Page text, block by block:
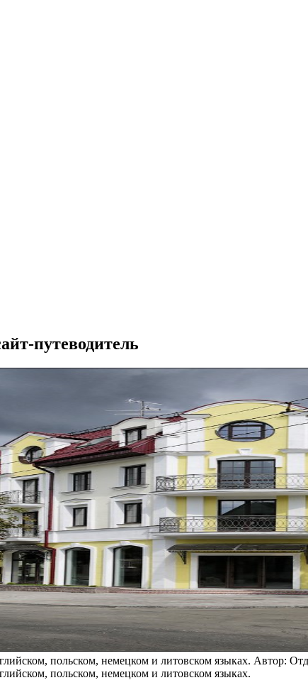
путеводитель
польском, немецком и литовском языках. Автор:
польском, немецком и литовском языках.